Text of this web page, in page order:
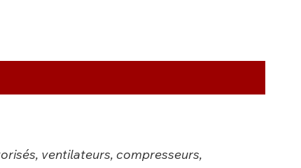
ventilateurs, compresseurs,